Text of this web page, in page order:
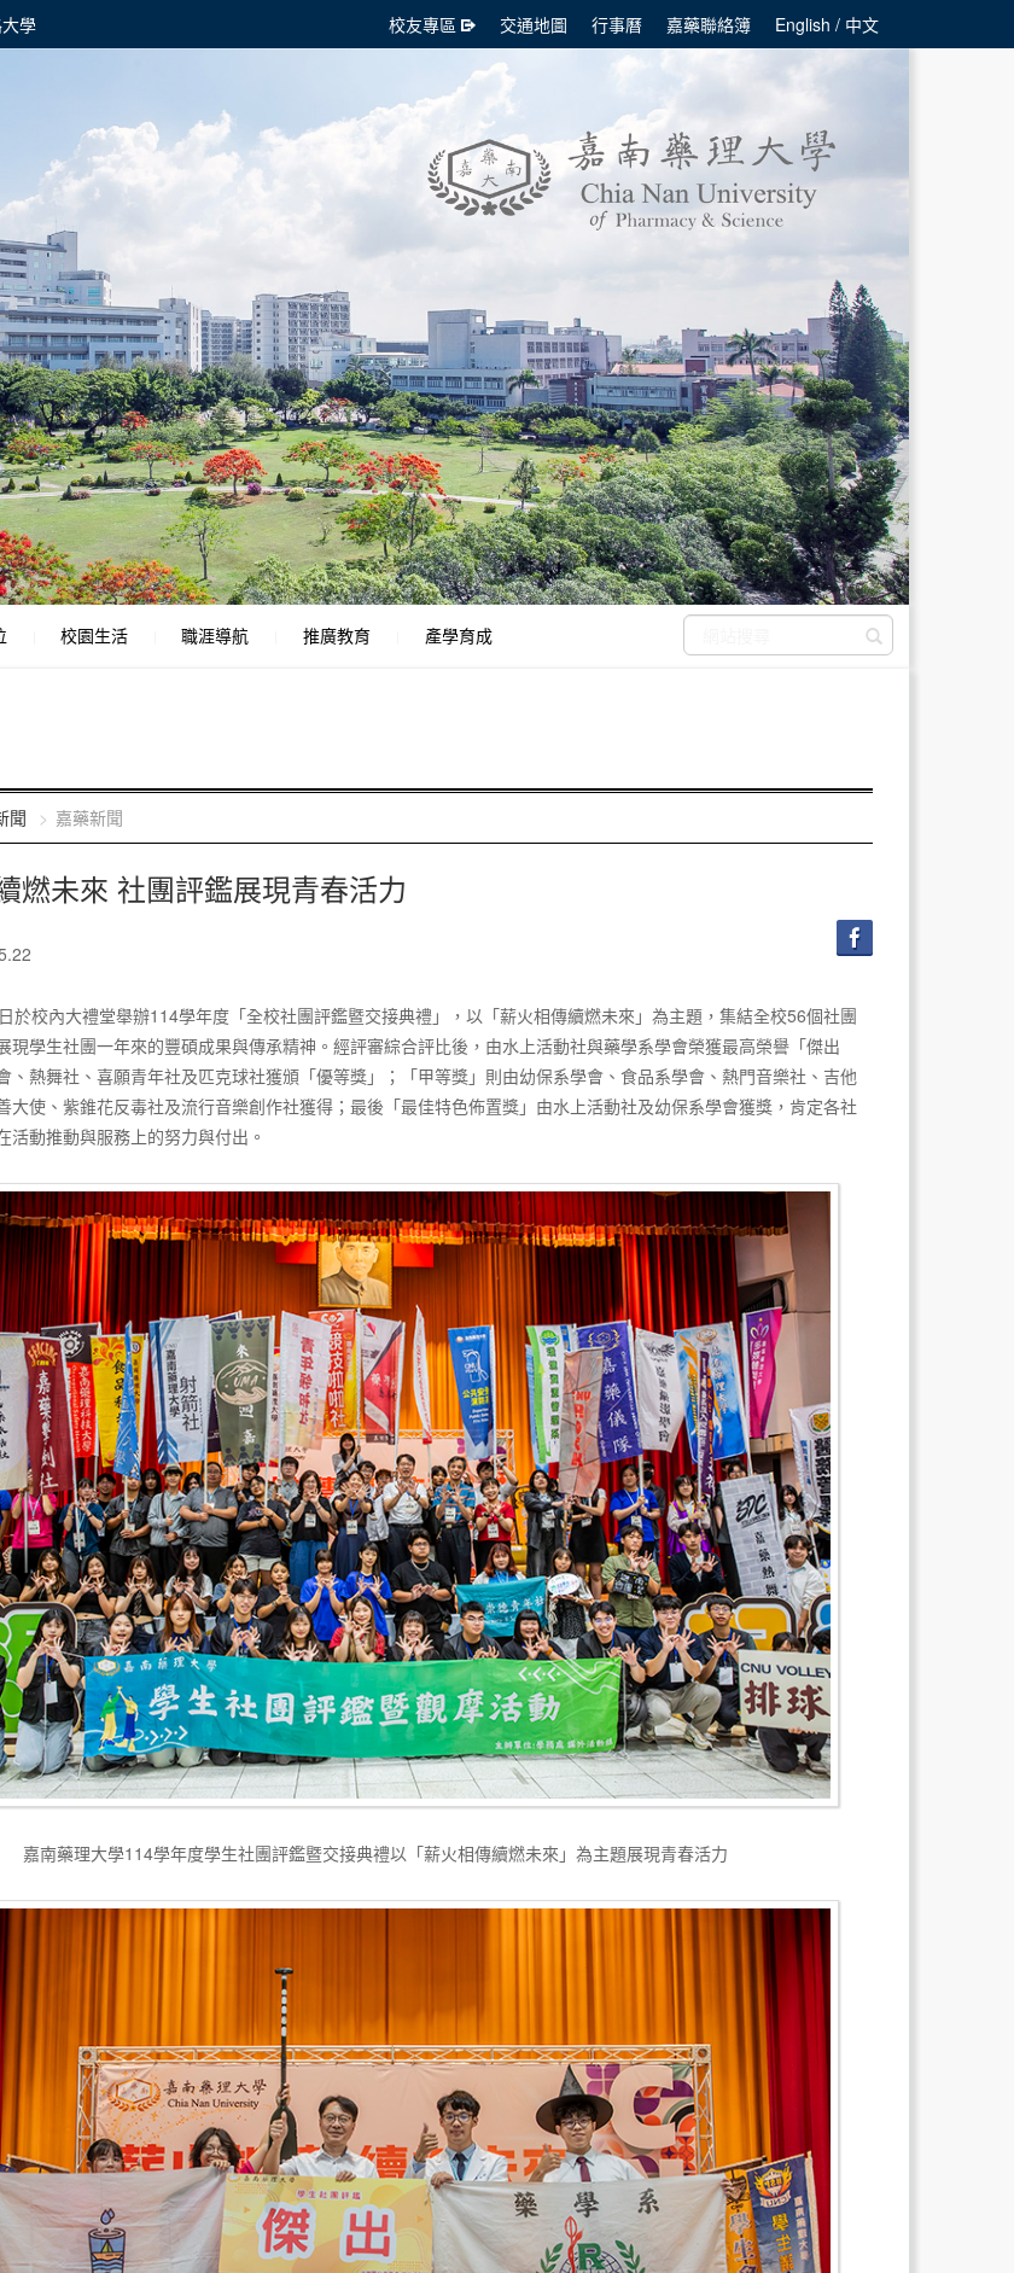
學 校友專區 交通地圖 行事曆 嘉藥聯絡簿 English / 中文
校園生活 職涯導航 推廣教育 產學育成
聞 嘉藥新聞
燃未來 社團評鑑展現青春活力
於校內大禮堂舉辦114學年度「全校社團評鑑暨交接典禮」，以「薪火相傳續燃未來」為主題，集結全校56個社團
現學生社團一年來的豐碩成果與傳承精神。經評審綜合評比後，由水上活動社與藥學系學會榮獲最高榮譽「傑出
、熱舞社、喜願青年社及匹克球社獲頒「優等獎」；「甲等獎」則由幼保系學會、食品系學會、熱門音樂社、吉他
大使、紫錐花反毒社及流行音樂創作社獲得；最後「最佳特色佈置獎」由水上活動社及幼保系學會獲獎，肯定各社
活動推動與服務上的努力與付出。
嘉南藥理大學114學年度學生社團評鑑暨交接典禮以「薪火相傳續燃未來」為主題展現青春活力